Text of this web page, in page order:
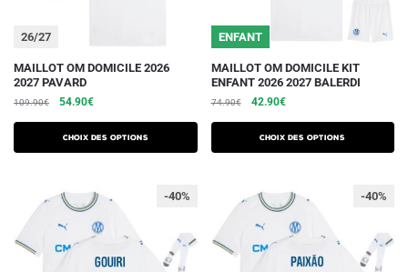
du
du
produit
26/27
MAILLOT OM DOMICILE 2026
2027 PAVARD
109.90€
Le
initial
était :
54.90€Le
actuel
est :
Choix des options
Ce
produit
a
plusieurs
variations.
options
peuvent
être
ENFANT
MAILLOT OM DOMICILE KIT
ENFANT 2026 2027 BALERDI
74.90€
Le
initial
était :
42.90€Le
actuel
est :
Choix des options
Ce
produit
a
plusieurs
variations.
options
peuvent
être
-40% -40%